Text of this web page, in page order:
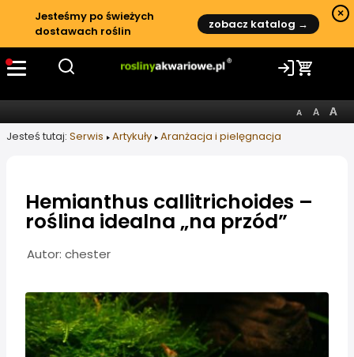
Jesteśmy po świeżych
dostawach roślin
zobacz katalog →
×
Jesteś tutaj: Serwis Artykuły Aranżacja i pielęgnacja
Hemianthus callitrichoides –
roślina idealna „na przód”
Informacje o artykule
Autor: chester